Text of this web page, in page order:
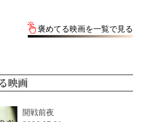
褒めてる映画を一覧で見る
映画
開戦前夜